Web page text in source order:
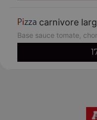
carnivore
Base sauce tomate,